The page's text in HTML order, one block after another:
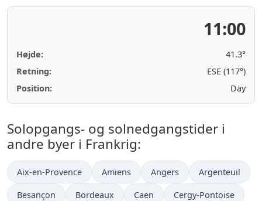
11:00
Højde:
41.3°
Retning:
ESE (117°)
Position:
Day
Solopgangs- og solnedgangstider i
andre byer i Frankrig:
Aix-en-Provence Amiens Angers Argenteuil
Besançon Bordeaux Caen Cergy-Pontoise